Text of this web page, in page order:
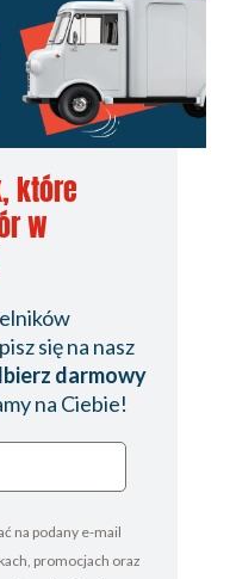
które
w
się na nasz
darmowy
na Ciebie!
na podany e-mail
promocjach oraz